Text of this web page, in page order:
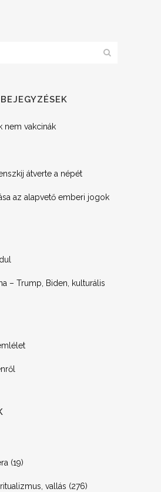
nem vakcinák
átverte a népét
az alapvető emberi jogok
– Trump, Biden, kulturális
(19)
vallás (276)